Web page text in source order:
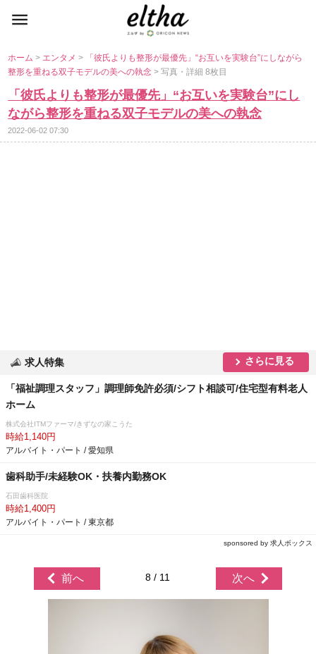
ホーム> エンタメ>
「彼氏よりも整形が最優先」“お互いを実験台”にしながら
整形を重ねる双子モデルの美への執念> 写真・詳細 8枚目
「彼氏よりも整形が最優先」“お互いを実験台”にし
ながら整形を重ねる双子モデルの美への執念
2022-06-02 07:30
求人特集 さらに見る
「福祉調理スタッフ」調理師免許必須/シフト相談可/住宅型有料老人
ホーム
株式会社ITMファーマ/きずなの家こうた
時給1,140円
アルバイト・パート / 愛知県
歯科助手/未経験OK・扶養内勤務OK
石田歯科医院
時給1,400円
アルバイト・パート / 東京都
sponsored by 求人ボックス
前へ 8 / 11 次へ